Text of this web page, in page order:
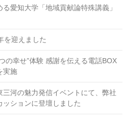
愛知大学「地域貢献論特殊講義」
を迎えました
の幸せ”体験 感謝を伝える電話BOX
実施
河の魅力発信イベントにて、弊社
ションに登壇しました